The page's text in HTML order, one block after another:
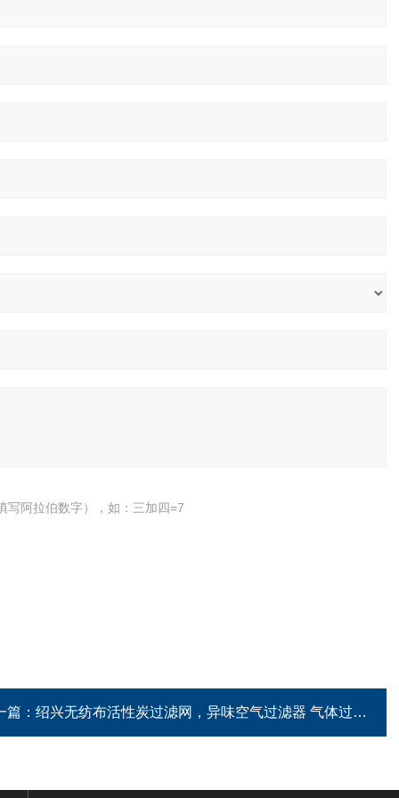
写阿拉伯数字），如：三加四=7
篇： 绍兴无纺布活性炭过滤网，异味空气过滤器 气体过滤器